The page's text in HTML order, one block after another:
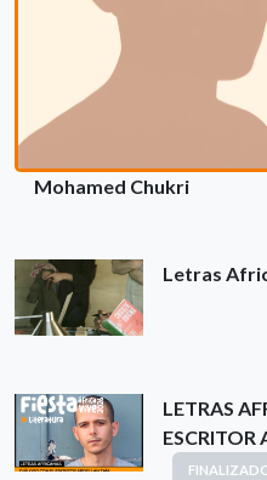
Mohamed Chukri
Letras
LETRAS
ESCRITOR